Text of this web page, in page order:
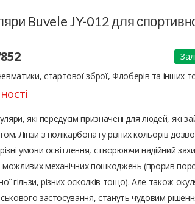
Buvele JY-012 для
стартової зброї, Флоберів та інших
які передусім призначені для людей, які
Лінзи з полікарбонату різних кольорів
умови освітлення, створюючи надійний
можливих механічних пошкоджень (прорив
гільзи, різних осколків тощо). Але також
застосування, стануть чудовим